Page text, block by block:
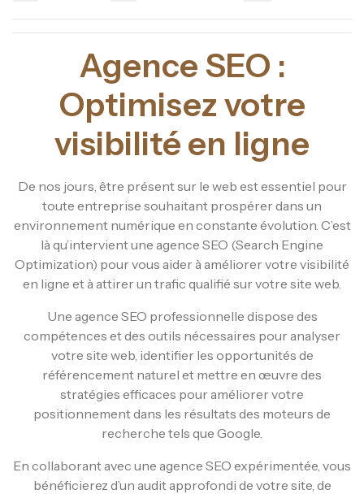
Agence SEO :
Optimisez votre
visibilité en ligne
De nos jours, être présent sur le web est essentiel pour
toute entreprise souhaitant prospérer dans un
environnement numérique en constante évolution. C’est
là qu’intervient une agence SEO (Search Engine
Optimization) pour vous aider à améliorer votre visibilité
en ligne et à attirer un trafic qualifié sur votre site web.
Une agence SEO professionnelle dispose des
compétences et des outils nécessaires pour analyser
votre site web, identifier les opportunités de
référencement naturel et mettre en œuvre des
stratégies efficaces pour améliorer votre
positionnement dans les résultats des moteurs de
recherche tels que Google.
En collaborant avec une agence SEO expérimentée, vous
bénéficierez d’un audit approfondi de votre site, de